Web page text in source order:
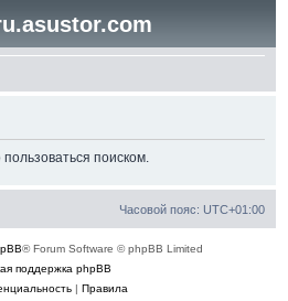
поиском.
Часовой пояс: UTC+01:00
® Forum Software © phpBB Limited
поддержка phpBB
| Правила